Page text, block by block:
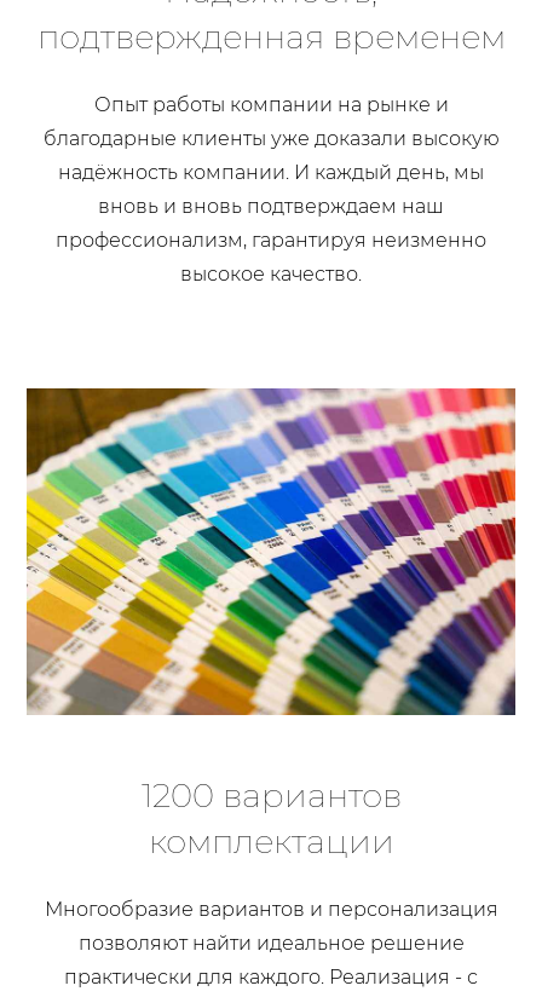
подтвержденная временем
Опыт работы компании на рынке и
благодарные клиенты уже доказали высокую
надёжность компании. И каждый день, мы
вновь и вновь подтверждаем наш
профессионализм, гарантируя неизменно
высокое качество.
1200 вариантов
комплектации
Многообразие вариантов и персонализация
позволяют найти идеальное решение
практически для каждого. Реализация - с